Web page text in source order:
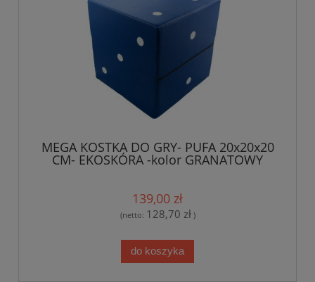
MEGA KOSTKA DO GRY- PUFA 20x20x20
CM- EKOSKÓRA -kolor GRANATOWY
139,00 zł
(netto: 128,70 zł)
do koszyka